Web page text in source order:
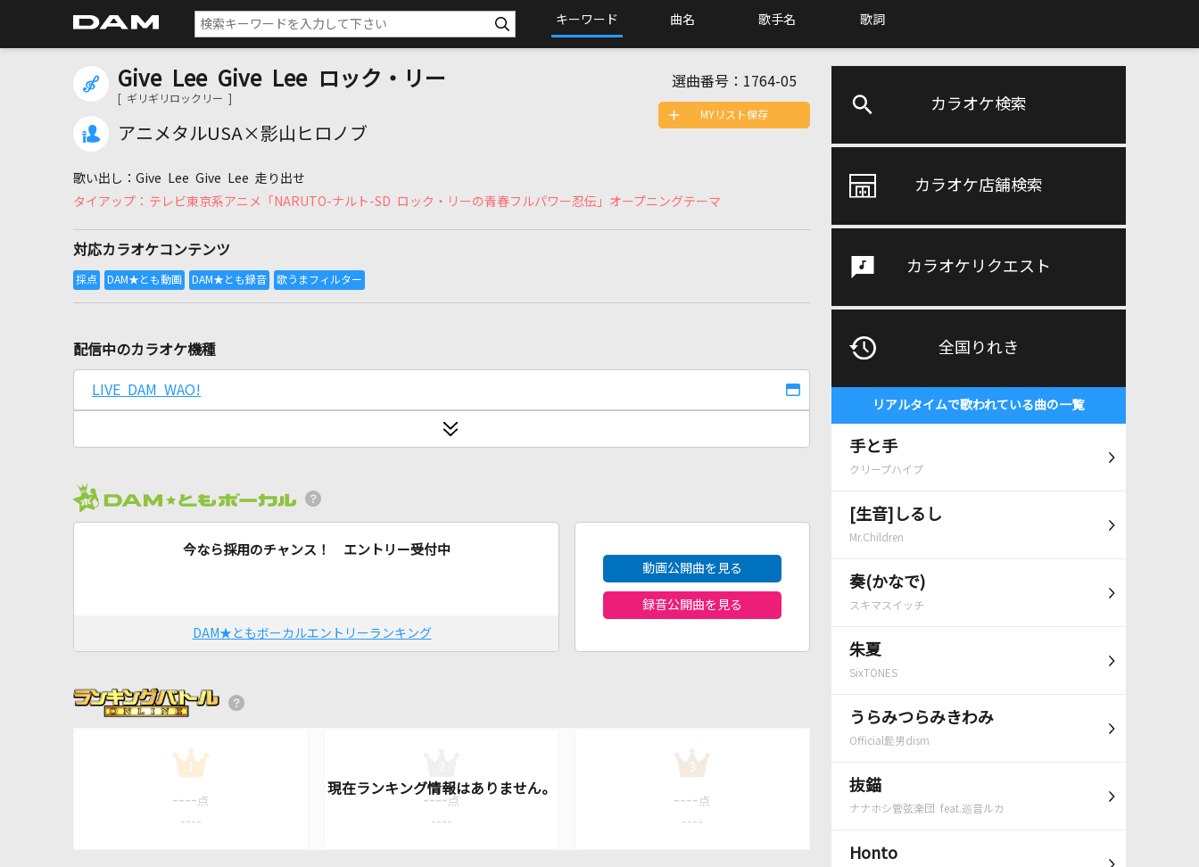
キーワード 曲名 歌手名 歌詞
カラオケ検索
カラオケ店舗検索
カラオケリクエスト
全国りれき
リアルタイムで歌われている曲の一覧
手と手
クリープハイプ
[生音]しるし
Mr.Children
奏(かなで)
スキマスイッチ
朱夏
SixTONES
うらみつらみきわみ
Official髭男dism
抜錨
ナナホシ管弦楽団 feat.巡音ルカ
Honto
Give Lee Give Lee ロック・リー
[ ギリギリロックリー ]
アニメタルUSA×影山ヒロノブ
選曲番号： 1764-05
Give Lee Give Lee 走り出せ
テレビ東京系アニメ「NARUTO-ナルト-SD ロック・リーの青春フルパワー忍伝」オープニングテーマ
対応カラオケコンテンツ
MYリスト保存
配信中のカラオケ機種
LIVE DAM WAO!
今なら採用のチャンス！ エントリー受付中
DAM★ともボーカルエントリーランキング
動画公開曲を見る
録音公開曲を見る
1
---- 点
----
---- 点
----
3
---- 点
----